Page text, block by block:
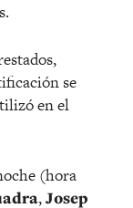
se
en el
(hora
,Josep